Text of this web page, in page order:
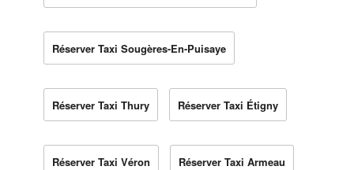
Réserver Taxi Sougères-En-Puisaye
Réserver Taxi Thury Réserver Taxi Étigny
Réserver Taxi Véron Réserver Taxi Armeau